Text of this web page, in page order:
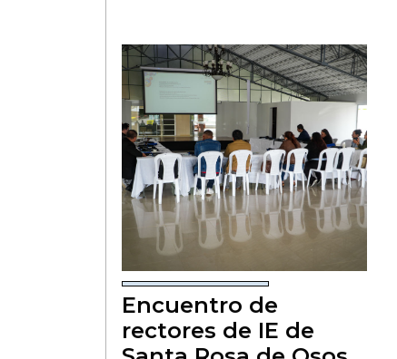
Encuentro de
rectores de IE de